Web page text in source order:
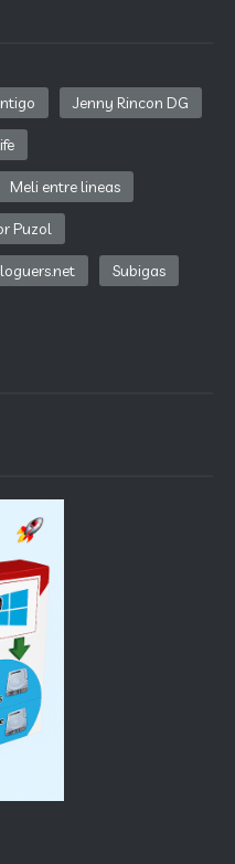
Jenny Rincon DG
Meli entre lineas
Puzol
Subigas